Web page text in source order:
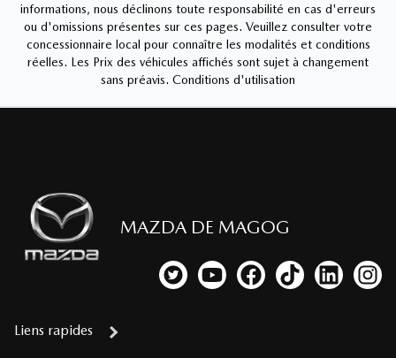
informations, nous déclinons toute responsabilité en cas d'erreurs
ou d'omissions présentes sur ces pages. Veuillez consulter votre
concessionnaire local pour connaître les modalités et conditions
réelles. Les Prix des véhicules affichés sont sujet à changement
sans préavis. Conditions d'utilisation
MAZDA DE MAGOG
Lien vers notre compte Twitter
Lien vers notre chaîne
Lien vers notre page
Lien vers notre
Lien vers
Lien
Liens rapides